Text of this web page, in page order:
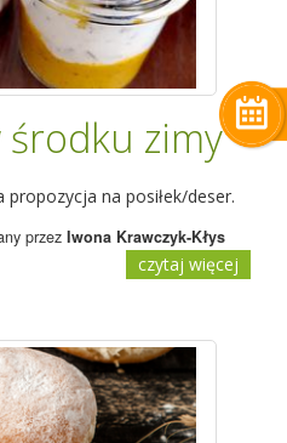
zimy
propozycja na posiłek/deser.
przez Iwona Krawczyk-Kłys
czytaj więcej